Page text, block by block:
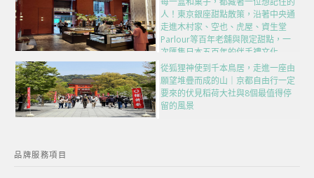
人！東京銀座甜點散策，沿著中央通
走進木村家、空也、虎屋、資生堂
Parlour等百年老舖與限定甜點，一
次匯集日本五百年的伴手禮文化
從狐狸神使到千本鳥居，走進一座由
願望堆疊而成的山｜京都自由行一定
要來的伏見稻荷大社與8個最值得停
留的風景
品牌服務項目